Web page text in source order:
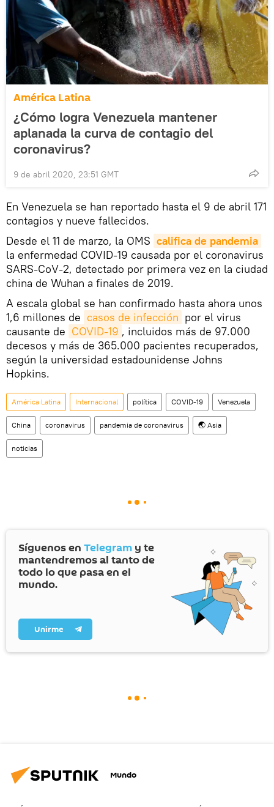
América Latina
¿Cómo logra Venezuela mantener
aplanada la curva de contagio del
coronavirus?
9 de abril 2020, 23:51 GMT
En Venezuela se han reportado hasta el 9 de abril 171
contagios y nueve fallecidos.
Desde el 11 de marzo, la OMS califica de pandemia
la enfermedad COVID-19 causada por el coronavirus
SARS-CoV-2, detectado por primera vez en la ciudad
china de Wuhan a finales de 2019.
A escala global se han confirmado hasta ahora unos
1,6 millones de casos de infección por el virus
causante de COVID-19 , incluidos más de 97.000
decesos y más de 365.000 pacientes recuperados,
según la universidad estadounidense Johns
Hopkins.
América Latina Internacional política COVID-19 Venezuela
China coronavirus pandemia de coronavirus 🌏 Asia
noticias
Síguenos en Telegram y te
mantendremos al tanto de
todo lo que pasa en el
mundo.
Unirme
Mundo